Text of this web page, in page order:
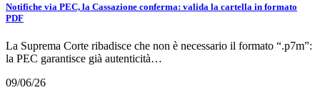
Notifiche via PEC, la Cassazione conferma: valida la cartella in formato
PDF
La Suprema Corte ribadisce che non è necessario il formato “.p7m”:
la PEC garantisce già autenticità…
09/06/26